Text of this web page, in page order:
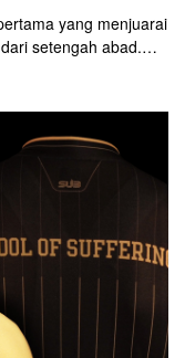
yang menjuarai
setengah abad.